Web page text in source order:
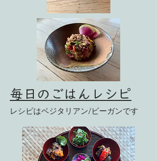
毎日のごはんレシピ
​レシピはベジタリアン/ビーガンです